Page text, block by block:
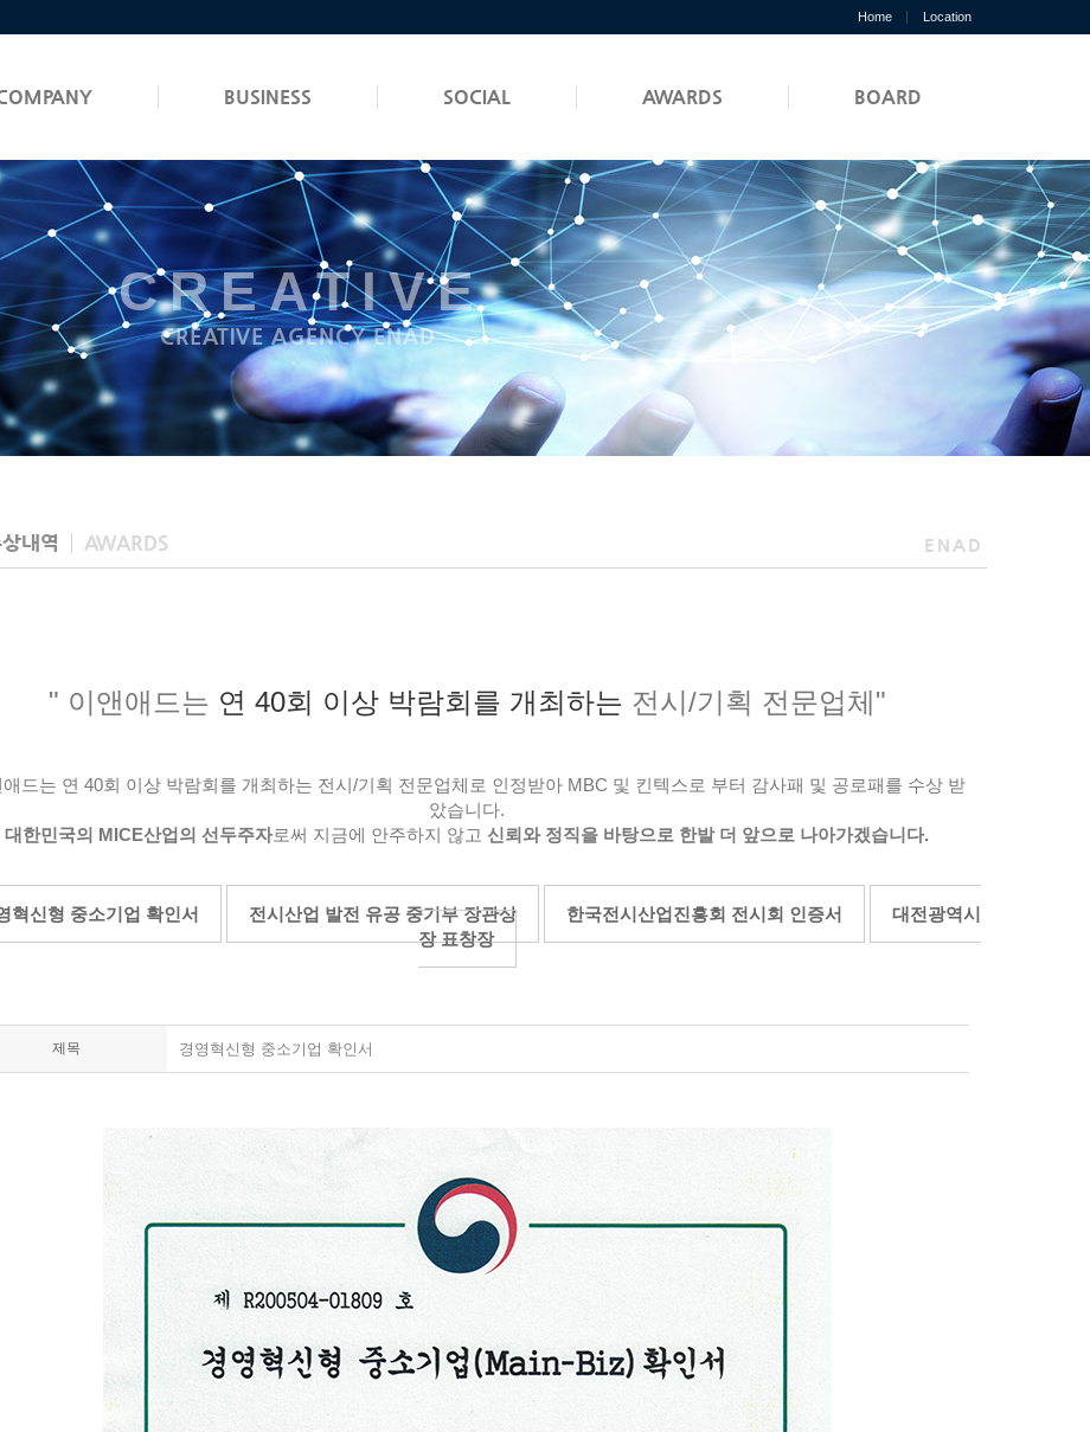
Home Location
BUSINESS SOCIAL AWARDS BOARD
CREATIVE
CREATIVE AGENCY ENAD
내역 AWARDS ENAD
" 이앤애드는 연 40회 이상 박람회를 개최하는 전시/기획 전문업체"
애드는 연 40회 이상 박람회를 개최하는 전시/기획 전문업체로 인정받아 MBC 및 킨텍스로 부터 감사패 및 공로패를 수상 받
았습니다.
대한민국의 MICE산업의 선두주자로써 지금에 안주하지 않고 신뢰와 정직을 바탕으로 한발 더 앞으로 나아가겠습니다.
혁신형 중소기업 확인서 전시산업 발전 유공 중기부 장관상 한국전시산업진흥회 전시회 인증서
대전광역시
장 표창장
제목 경영혁신형 중소기업 확인서